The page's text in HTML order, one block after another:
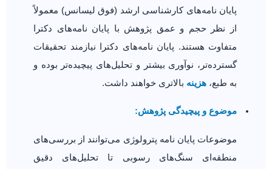
پایان نامه‌های کارشناسی ارشد (فوق لیسانس) معمولاً
از نظر حجم و عمق پژوهش با پایان نامه‌های دکترا
متفاوت هستند. پایان نامه‌های دکترا نیازمند تحقیقات
گسترده‌تر، نوآوری بیشتر و تحلیل‌های پیچیده‌تر بوده و
به طبع، هزینه بالاتری خواهند داشت.
موضوع و پیچیدگی پژوهش:
موضوعات پایان نامه پترولوژی می‌توانند از بررسی‌های
منطقه‌ای سنگ‌های رسوبی تا تحلیل‌های دقیق